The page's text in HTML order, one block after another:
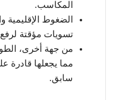
المكاسب.
الضغوط الإقليمية
تسويات مؤقتة لرفع
من جهة أخرى،
مما يجعلها
سابق.